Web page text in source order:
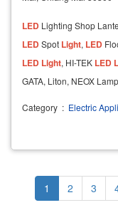
LED Lighting Shop
LEDSpot Light, LED
LED Light, HI-TEK LED
GATA, Liton, NEOX
Category : Electric
Pagination
Current
page
1 Page
2 Page
3